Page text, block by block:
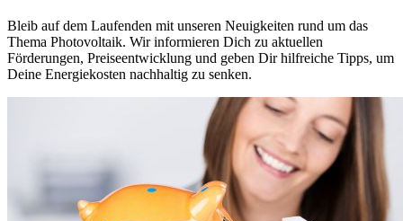
Bleib auf dem Laufenden mit unseren Neuigkeiten rund um das
Thema Photovoltaik. Wir informieren Dich zu aktuellen
Förderungen, Preiseentwicklung und geben Dir hilfreiche Tipps, um
Deine Energiekosten nachhaltig zu senken.